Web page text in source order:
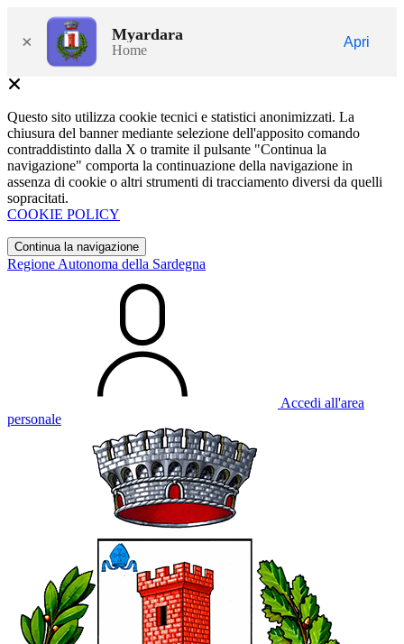
× Myardara
Home
Apri
Questo sito utilizza cookie tecnici e statistici anonimizzati. La
chiusura del banner mediante selezione dell'apposito comando
contraddistinto dalla X o tramite il pulsante "Continua la
navigazione" comporta la continuazione della navigazione in
assenza di cookie o altri strumenti di tracciamento diversi da quelli
sopracitati.
COOKIE POLICY
Continua la navigazione
Regione Autonoma della Sardegna
Accedi all'area
personale